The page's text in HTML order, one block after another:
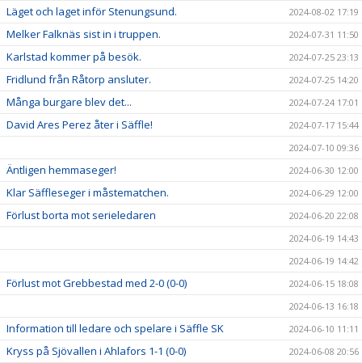
Läget och laget inför Stenungsund. 2024-08-02 17:19
Melker Falknäs sist in i truppen. 2024-07-31 11:50
Karlstad kommer på besök. 2024-07-25 23:13
Fridlund från Råtorp ansluter. 2024-07-25 14:20
Många burgare blev det... 2024-07-24 17:01
David Ares Perez åter i Säffle!
2024-07-17 15:44
2024-07-10 09:36
Äntligen hemmaseger! 2024-06-30 12:00
Klar Säffleseger i måstematchen. 2024-06-29 12:00
Förlust borta mot serieledaren
2024-06-20 22:08
2024-06-19 14:43
2024-06-19 14:42
Förlust mot Grebbestad med 2-0 (0-0)
2024-06-15 18:08
2024-06-13 16:18
Information till ledare och spelare i Säffle SK 2024-06-10 11:11
Kryss på Sjövallen i Ahlafors 1-1 (0-0) 2024-06-08 20:56